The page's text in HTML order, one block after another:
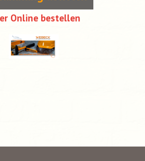
Online bestellen